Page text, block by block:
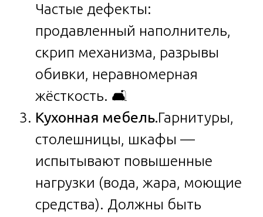
Частые дефекты:
продавленный наполнитель,
скрип механизма, разрывы
обивки, неравномерная
жёсткость. 🛋️
Кухонная мебель.Гарнитуры,
столешницы, шкафы —
испытывают повышенные
нагрузки (вода, жара, моющие
средства). Должны быть